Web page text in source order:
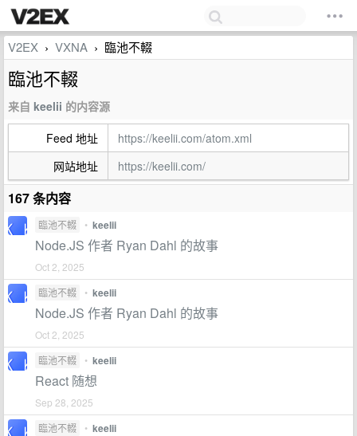
V2EX › VXNA › 臨池不輟
臨池不輟
来自 keelii 的内容源
Feed 地址
https://keelii.com/atom.xml
网站地址
https://keelii.com/
167 条内容
臨池不輟 • keelii
Node.JS 作者 Ryan Dahl 的故事
Oct 2, 2025
臨池不輟
• keelii
Node.JS 作者 Ryan Dahl 的故事
Oct 2, 2025
臨池不輟
• keelii
React 随想
Sep 28, 2025
臨池不輟
• keelii